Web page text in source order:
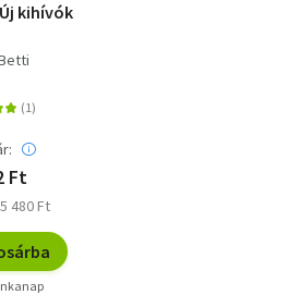
kihívók
Ft
480 Ft